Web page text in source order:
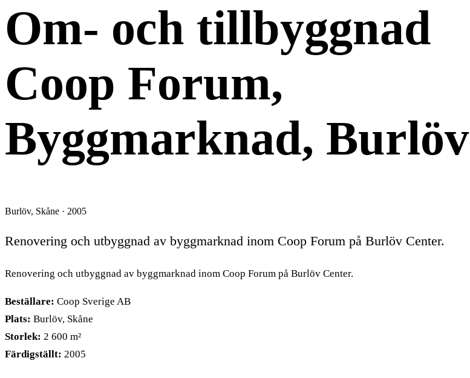
Om- och tillbyggnad
Coop Forum,
Byggmarknad, Burlöv
Burlöv, Skåne · 2005
Renovering och utbyggnad av byggmarknad inom Coop Forum på Burlöv Center.
Renovering och utbyggnad av byggmarknad inom Coop Forum på Burlöv Center.
Beställare: Coop Sverige AB
Plats: Burlöv, Skåne
Storlek: 2 600 m²
Färdigställt: 2005